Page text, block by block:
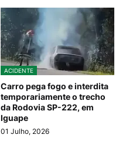
ACIDENTE
Carro pega fogo e interdita
temporariamente o trecho
da Rodovia SP-222, em
Iguape
01 Julho, 2026